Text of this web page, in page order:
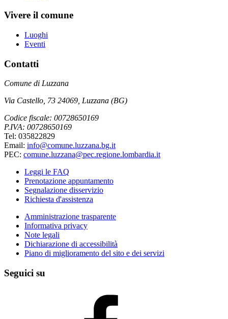
Vivere il comune
Luoghi
Eventi
Contatti
Comune di Luzzana
Via Castello, 73 24069, Luzzana (BG)
Codice fiscale: 00728650169
P.IVA: 00728650169
Tel: 035822829
Email: info@comune.luzzana.bg.it
PEC: comune.luzzana@pec.regione.lombardia.it
Leggi le FAQ
Prenotazione appuntamento
Segnalazione disservizio
Richiesta d'assistenza
Amministrazione trasparente
Informativa privacy
Note legali
Dichiarazione di accessibilità
Piano di miglioramento del sito e dei servizi
Seguici su